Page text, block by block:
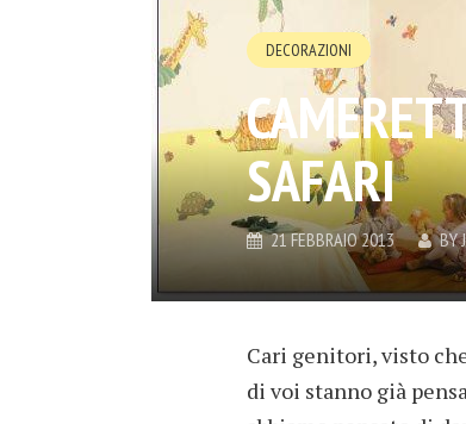
DECORAZIONI
SAFARI
21 FEBBRAIO 2013 BY
Cari genitori, visto
di voi stanno già